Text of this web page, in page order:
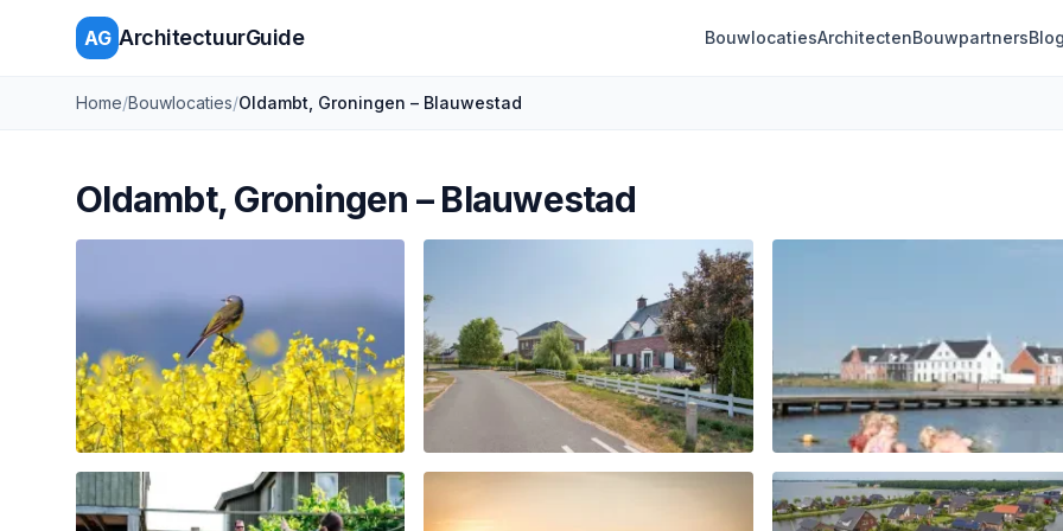
AG ArchitectuurGuide BouwlocatiesArchitectenBouwpartners
Home/Bouwlocaties/Oldambt, Groningen – Blauwestad
Oldambt, Groningen – Blauwestad